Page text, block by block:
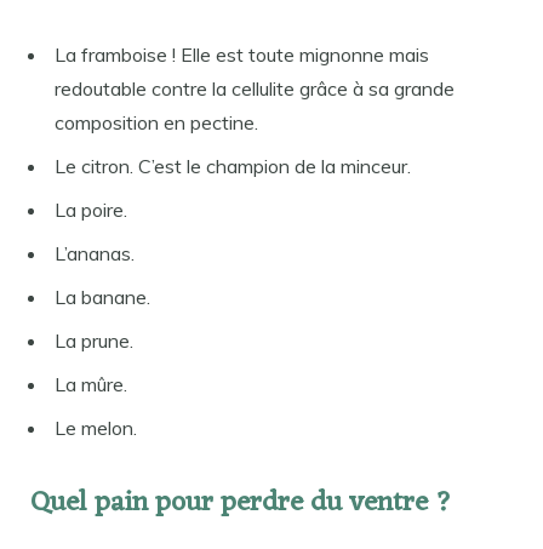
La framboise ! Elle est toute mignonne mais
redoutable contre la cellulite grâce à sa grande
composition en pectine.
Le citron. C’est le champion de la minceur.
La poire.
L’ananas.
La banane.
La prune.
La mûre.
Le melon.
Quel pain pour perdre du ventre ?